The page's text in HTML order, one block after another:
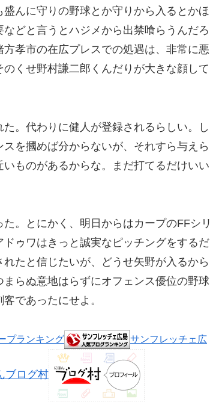
んに守りの野球とか守りから入るとかほ
どと言うとハジメから出禁喰らうんだろ
孝市の在広プレスでの処遇は、非常に悪
くせ野村謙二郎くんだりが大きな顔して
。代わりに健人が登録されるらしい。し
を摑めば分からないが、それすら与えら
ものがあるからな。まだ打てるだけいい
。とにかく、明日からはカープのFFシリ
ゥワはきっと誠実なピッチングをするだ
たと信じたいが、どうせ矢野が入るから
らぬ意地はらずにオフェンス優位の野球
であったにせよ。
プランキング サンフレッチェ広
ブログ村